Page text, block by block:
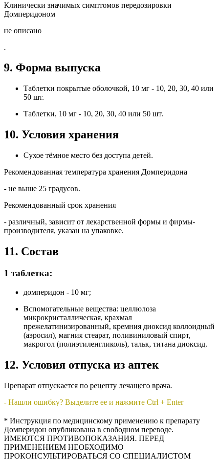
Клинически значимых симптомов передозировки
Домперидоном
не описано
.
9. Форма выпуска
Таблетки покрытые оболочкой, 10 мг - 10, 20, 30, 40 или
50 шт.
Таблетки, 10 мг - 10, 20, 30, 40 или 50 шт.
10. Условия хранения
Сухое тёмное место без доступа детей.
Рекомендованная температура хранения Домперидона
- не выше 25 градусов.
Рекомендованный срок хранения
- различный, зависит от лекарственной формы и фирмы-
производителя, указан на упаковке.
11. Состав
1 таблетка:
домперидон - 10 мг;
Вспомогательные вещества: целлюлоза
микрокристаллическая, крахмал
прежелатинизированный, кремния диоксид коллоидный
(аэросил), магния стеарат, поливиниловый спирт,
макрогол (полиэтиленгликоль), тальк, титана диоксид.
12. Условия отпуска из аптек
Препарат отпускается по рецепту лечащего врача.
- Нашли ошибку? Выделите ее и нажмите Ctrl + Enter
* Инструкция по медицинскому применению к препарату
Домперидон опубликована в свободном переводе.
ИМЕЮТСЯ ПРОТИВОПОКАЗАНИЯ. ПЕРЕД
ПРИМЕНЕНИЕМ НЕОБХОДИМО
ПРОКОНСУЛЬТИРОВАТЬСЯ СО СПЕЦИАЛИСТОМ